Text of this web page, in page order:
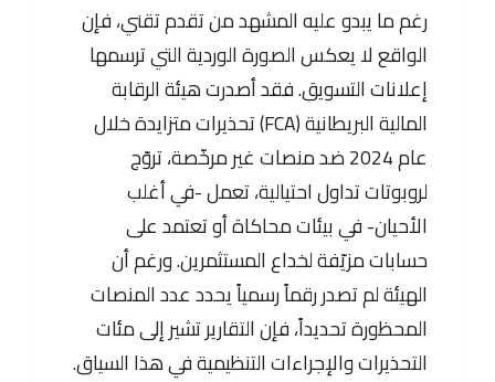
رغم ما يبدو عليه المشهد من تقدم تقني، فإن
الواقع لا يعكس الصورة الوردية التي ترسمها
إعلانات التسويق. فقد أصدرت هيئة الرقابة
المالية البريطانية (FCA) تحذيرات متزايدة خلال
عام 2024 ضد منصات غير مرخّصة، تروّج
لروبوتات تداول احتيالية، تعمل -في أغلب
الأحيان- في بيئات محاكاة أو تعتمد على
حسابات مزيّفة لخداع المستثمرين. ورغم أن
الهيئة لم تصدر رقماً رسمياً يحدد عدد المنصات
المحظورة تحديداً، فإن التقارير تشير إلى مئات
التحذيرات والإجراءات التنظيمية في هذا السياق.